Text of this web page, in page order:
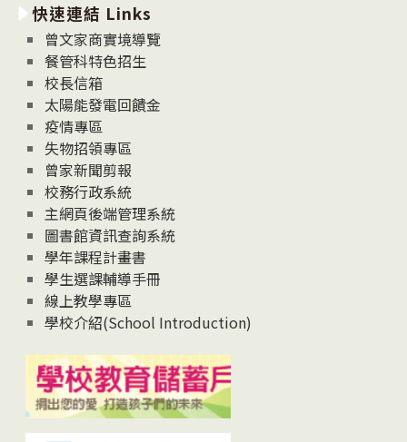
消
息
News
快速連結 Links
曾文家商實境導覽
餐管科特色招生
校長信箱
太陽能發電回饋金
疫情專區
失物招領專區
曾家新聞剪報
校務行政系統
主網頁後端管理系統
圖書館資訊查詢系統
學年課程計畫書
學生選課輔導手冊
線上教學專區
學校介紹(School Introduction)